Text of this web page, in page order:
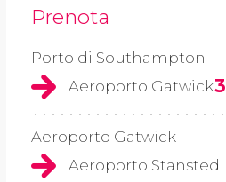
Prenota
Porto di Southampton
Aeroporto Gatwick
Aeroporto Gatwick
Aeroporto Stansted